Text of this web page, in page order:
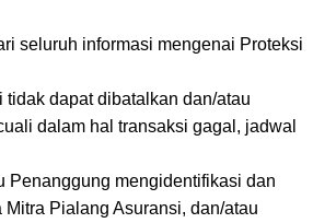
seluruh informasi mengenai Proteksi
dapat dibatalkan dan/atau
dalam hal transaksi gagal, jadwal
Penanggung mengidentifikasi dan
Pialang Asuransi, dan/atau